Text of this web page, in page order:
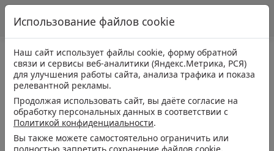
Использование файлов cookie
Наш сайт использует файлы cookie, форму обратной
связи и сервисы веб-аналитики (Яндекс.Метрика, РСЯ)
для улучшения работы сайта, анализа трафика и показа
релевантной рекламы.
Продолжая использовать сайт, вы даёте согласие на
обработку персональных данных в соответствии с
Политикой конфиденциальности.
Вы также можете самостоятельно ограничить или